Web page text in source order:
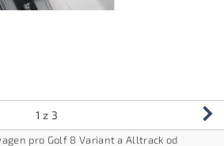
1 z 3
pro Golf 8 Variant a Alltrack od